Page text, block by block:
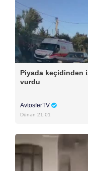
Piyada keçidindən
vurdu
AvtosferTV
Dünən 21:01